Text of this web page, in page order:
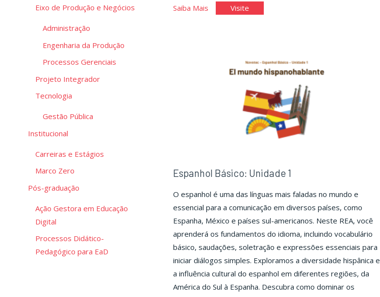
Saiba Mais"Espanhol
Visite"Espanhol
Espanhol Básico: Unidade 1
O espanhol é uma das línguas mais faladas no mundo e
essencial para a comunicação em diversos países, como
Espanha, México e países sul-americanos. Neste REA, você
aprenderá os fundamentos do idioma, incluindo vocabulário
básico, saudações, soletração e expressões essenciais para
iniciar diálogos simples. Exploramos a diversidade hispânica e
a influência cultural do espanhol em diferentes regiões, da
América do Sul à Espanha. Descubra como dominar os
Eixo de Produção e Negócios
Administração
Engenharia da Produção
Processos Gerenciais
Projeto Integrador
Tecnologia
Gestão Pública
Institucional
Carreiras e Estágios
Marco Zero
Pós-graduação
Ação Gestora em Educação
Digital
Processos Didático-
Pedagógico para EaD